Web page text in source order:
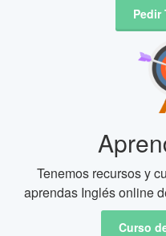
Pedir
Tenemos recursos y
aprendas Inglés online
Curso